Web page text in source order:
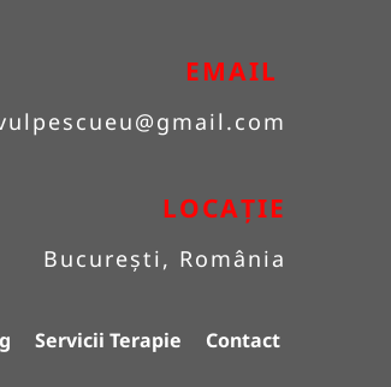
EMAIL
@gmail.com
LOCAȚIE
București, România
Servicii Terapie Contact